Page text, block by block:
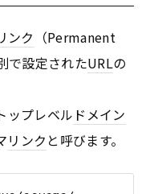
ンク （Permanent
で設定されたURLの
ップレベル ドメイン
リンク と呼びます。